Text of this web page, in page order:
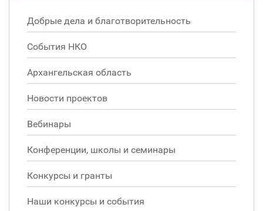
Добрые дела и благотворительность
События НКО
Архангельская область
Новости проектов
Вебинары
Конференции, школы и семинары
Конкурсы и гранты
Наши конкурсы и события